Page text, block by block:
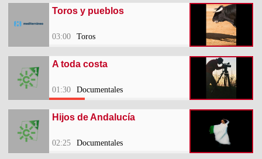
Toros y pueblos
03:00 Toros
A toda costa
01:30 Documentales
Hijos de Andalucía
02:25 Documentales